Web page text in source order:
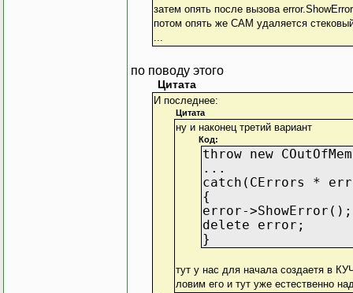
затем опять после вызова
потом опять же САМ удаляется
по поводу этого
Цитата
И последнее:
Цитата
ну и наконец третий вариант
Код:
throw new
...
catch(CErrors *
{
error->ShowError();
delete error;
}
тут у нас для начала создаетя в
ловим его и тут уже естественно